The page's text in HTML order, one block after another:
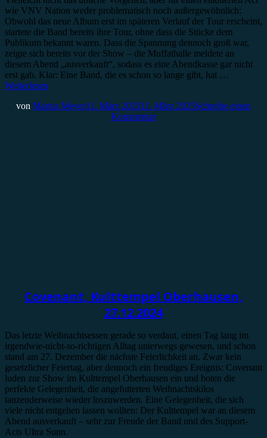
wie VNV Nation weder problematisch noch außergewöhnlich:
Obwohl das neue Album erst im späteren Verlauf der Tour erscheint,
startete die Band bereits ihre Tour, ohne dass die Stücke dem
Publikum bekannt waren. Dass die Spannung dennoch groß war,
zeigte sich bereits vor der Show – die Muffathalle meldete an
diesem Abend „ausverkauft“, sodass es eine Abendkasse gar nicht
erst gab. Klar: Eine Band, die es schon so lange gibt, hat …
Weiterlesen
von Marius Meyer11. März 202511. März 2025Schreibe einen
Kommentar
Covenant, Kulttempel Oberhausen,
27.12.2024
Das letzte Weihnachtsessen gerade so verdaut, einen Tag lang im
irgendwie-nicht-so-richtigen Alltag unterwegs gewesen, und schon
stand am 27. Dezember die nächste Feierlichkeit an. Zwar kein
gesetzlicher Feiertag, aber dennoch ein freudiges Ereignis: Covenant
luden zur Show im Kulttempel Oberhausen ein und boten die
perfekte Gelegenheit, die angefutterten Weihnachtskilos
tanzenderweise wieder loszuwerden. Eine Gelegenheit, die sich
viele nicht entgehen lassen wollten: Der Kulttempel war an diesem
Abend ausverkauft – sehr zur Freude der Band und des Support-
Acts Ultra Sunn.